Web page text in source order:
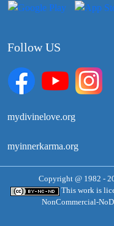
Follow US
mydivinelove.org
myinnerkarma.org
Copyright @ 1982 -
This work is
NonCommercial-